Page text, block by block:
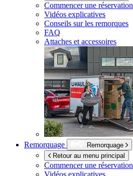
Commencer une réservation
Vidéos explicatives
Conseils sur les remorques
FAQ
Attaches et accessoires
Remorquage
Remorquage
Retour au menu principal
Commencer une réservation
Vidéos explicatives